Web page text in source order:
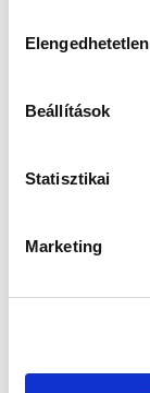
kiválasztása
Elengedhetetlen
Beállítások
Statisztikai
Marketing